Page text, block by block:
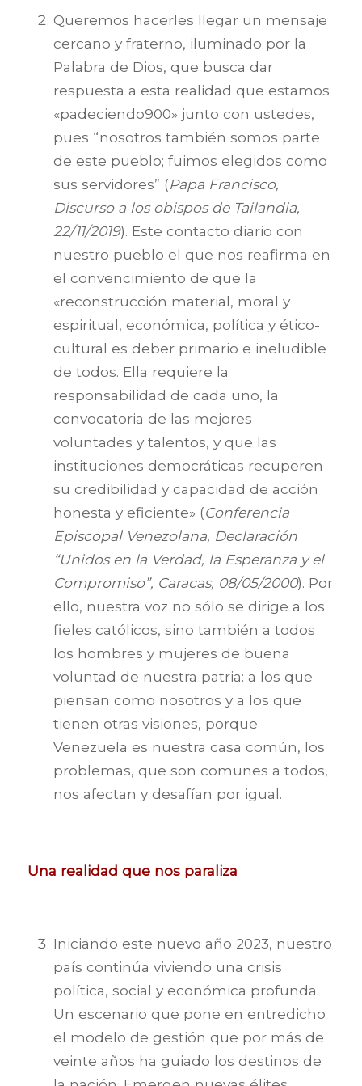
Queremos hacerles llegar un mensaje
cercano y fraterno, iluminado por la
Palabra de Dios, que busca dar
respuesta a esta realidad que estamos
«padeciendo900» junto con ustedes,
pues “nosotros también somos parte
de este pueblo; fuimos elegidos como
sus servidores” (Papa Francisco,
Discurso a los obispos de Tailandia,
22/11/2019). Este contacto diario con
nuestro pueblo el que nos reafirma en
el convencimiento de que la
«reconstrucción material, moral y
espiritual, económica, política y ético-
cultural es deber primario e ineludible
de todos. Ella requiere la
responsabilidad de cada uno, la
convocatoria de las mejores
voluntades y talentos, y que las
instituciones democráticas recuperen
su credibilidad y capacidad de acción
honesta y eficiente» (Conferencia
Episcopal Venezolana, Declaración
“Unidos en la Verdad, la Esperanza y el
Compromiso”, Caracas, 08/05/2000). Por
ello, nuestra voz no sólo se dirige a los
fieles católicos, sino también a todos
los hombres y mujeres de buena
voluntad de nuestra patria: a los que
piensan como nosotros y a los que
tienen otras visiones, porque
Venezuela es nuestra casa común, los
problemas, que son comunes a todos,
nos afectan y desafían por igual.
Una realidad que nos paraliza
Iniciando este nuevo año 2023, nuestro
país continúa viviendo una crisis
política, social y económica profunda.
Un escenario que pone en entredicho
el modelo de gestión que por más de
veinte años ha guiado los destinos de